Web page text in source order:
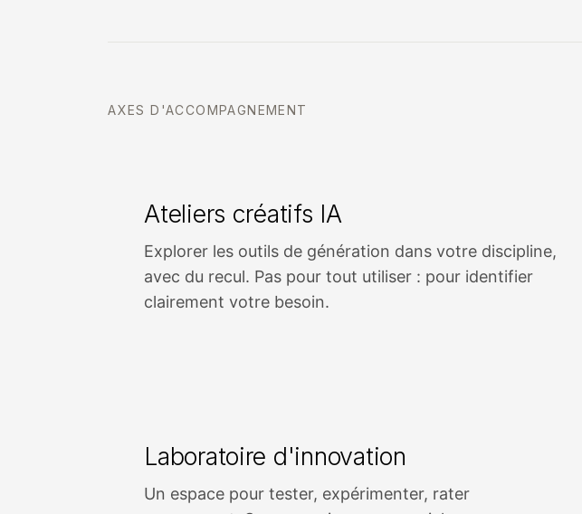
AXES D'ACCOMPAGNEMENT
Ateliers créatifs IA
Explorer les outils de génération dans votre discipline,
avec du recul. Pas pour tout utiliser : pour identifier
clairement votre besoin.
Laboratoire d'innovation
Un espace pour tester, expérimenter, rater